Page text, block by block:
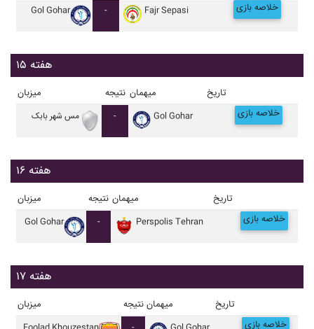
Gol Gohar - Fajr Sepasi خلاصه بازی
هفته ۱۵
میزبان نتیجه میهمان تاریخ
مس شهر بابک - Gol Gohar خلاصه بازی
هفته ۱۶
میزبان نتیجه میهمان تاریخ
Gol Gohar - Perspolis Tehran خلاصه بازی
هفته ۱۷
میزبان نتیجه میهمان تاریخ
خلاصه بازی